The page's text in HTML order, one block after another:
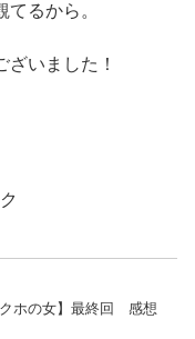
るから。
いました！
ホの女】最終回 感想